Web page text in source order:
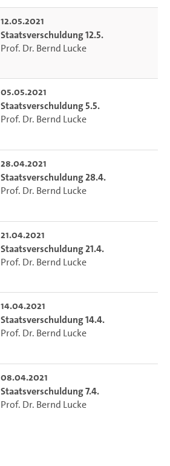
12.05.2021
Staatsverschuldung 12.5.
Prof. Dr. Bernd Lucke
05.05.2021
Staatsverschuldung 5.5.
Prof. Dr. Bernd Lucke
28.04.2021
Staatsverschuldung 28.4.
Prof. Dr. Bernd Lucke
21.04.2021
Staatsverschuldung 21.4.
Prof. Dr. Bernd Lucke
14.04.2021
Staatsverschuldung 14.4.
Prof. Dr. Bernd Lucke
08.04.2021
Staatsverschuldung 7.4.
Prof. Dr. Bernd Lucke